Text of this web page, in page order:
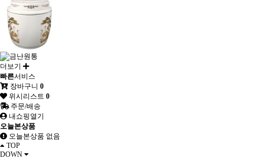
더보기
빠른서비스
장바구니 0
위시리스트 0
주문/배송
내쇼핑열기
오늘본상품
오늘본상품 없음
TOP
DOWN